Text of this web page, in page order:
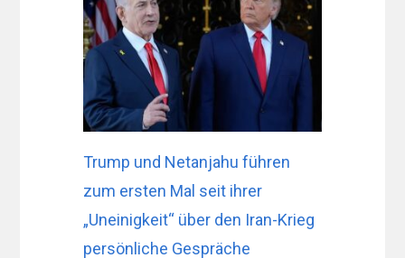
Trump und Netanjahu führen
zum ersten Mal seit ihrer
„Uneinigkeit“ über den Iran-Krieg
persönliche Gespräche